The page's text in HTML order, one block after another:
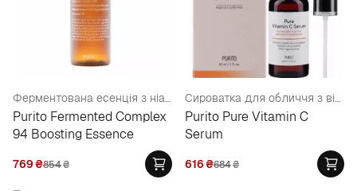
Ферментована есенція з ніацинамідом 3%
Purito Fermented Complex
94 Boosting Essence
769₴854₴
Сироватка для обличчя з вітаміном С
Purito Pure Vitamin C
Serum
616₴684₴